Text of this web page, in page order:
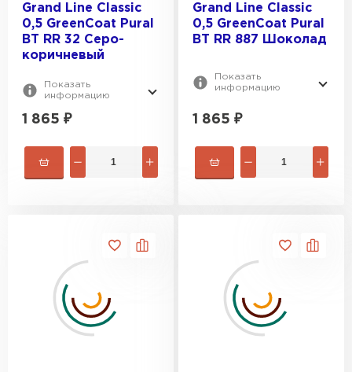
Grand Line Classic
0,5 GreenСoat Pural
BT RR 32 Серо-
коричневый
Показать
информацию
1 865 ₽
Grand Line Classic
0,5 GreenСoat Pural
BT RR 887 Шоколад
Показать
информацию
1 865 ₽